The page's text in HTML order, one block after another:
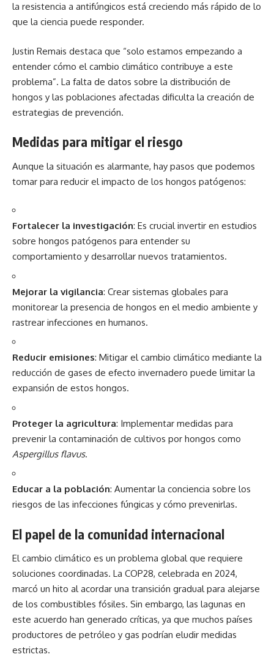
la resistencia a antifúngicos está creciendo más rápido de lo
que la ciencia puede responder.
Justin Remais destaca que “solo estamos empezando a
entender cómo el cambio climático contribuye a este
problema”. La falta de datos sobre la distribución de
hongos y las poblaciones afectadas dificulta la creación de
estrategias de prevención.
Medidas para mitigar el riesgo
Aunque la situación es alarmante, hay pasos que podemos
tomar para reducir el impacto de los hongos patógenos:
Fortalecer la investigación: Es crucial invertir en estudios
sobre hongos patógenos para entender su
comportamiento y desarrollar nuevos tratamientos.
Mejorar la vigilancia: Crear sistemas globales para
monitorear la presencia de hongos en el medio ambiente y
rastrear infecciones en humanos.
Reducir emisiones: Mitigar el cambio climático mediante la
reducción de gases de efecto invernadero puede limitar la
expansión de estos hongos.
Proteger la agricultura: Implementar medidas para
prevenir la contaminación de cultivos por hongos como
Aspergillus flavus.
Educar a la población: Aumentar la conciencia sobre los
riesgos de las infecciones fúngicas y cómo prevenirlas.
El papel de la comunidad internacional
El cambio climático es un problema global que requiere
soluciones coordinadas. La COP28, celebrada en 2024,
marcó un hito al acordar una transición gradual para alejarse
de los combustibles fósiles. Sin embargo, las lagunas en
este acuerdo han generado críticas, ya que muchos países
productores de petróleo y gas podrían eludir medidas
estrictas.